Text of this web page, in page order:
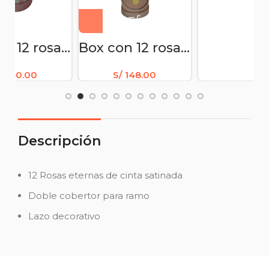
Box con 12 rosas eternas de cinta satinada y corona
140.00
Box con 12 rosas eternas de cinta satinada y osita
S/ 148.00
Descripción
12 Rosas eternas de cinta satinada
Doble cobertor para ramo
Lazo decorativo